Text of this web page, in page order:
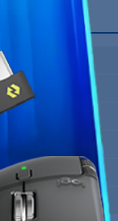
250 Go
2500 Mo/s
1100 Mo/s
12 Mois